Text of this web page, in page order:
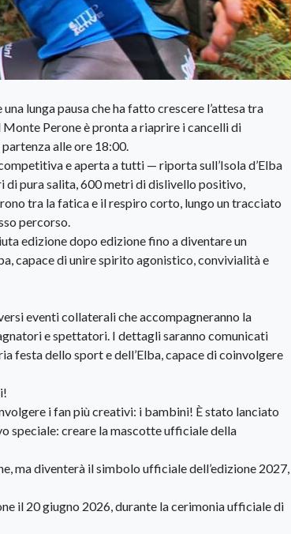
lunga pausa che ha fatto crescere l’attesa tra
Perone è pronta a riaprire i cancelli di
alle ore 18:00.
e aperta a tutti — riporta sull’Isola d’Elba
pura salita, 600 metri di dislivello positivo,
tra la fatica e il respiro corto, lungo un tracciato
percorso.
edizione dopo edizione fino a diventare un
capace di unire spirito agonistico, convivialità e
eventi collaterali che accompagneranno la
e spettatori. I dettagli saranno comunicati
festa dello sport e dell’Elba, capace di coinvolgere
i fan più creativi: i bambini! È stato lanciato
speciale: creare la mascotte ufficiale della
ma diventerà il simbolo ufficiale dell’edizione 2027,
il 20 giugno 2026, durante la cerimonia ufficiale di